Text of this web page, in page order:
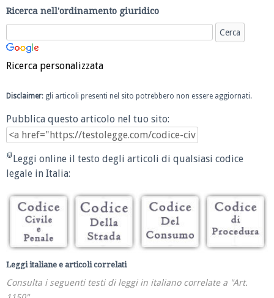
Ricerca nell'ordinamento giuridico
Ricerca personalizzata
Disclaimer: gli articoli presenti nel sito potrebbero non essere aggiornati.
Pubblica questo articolo nel tuo sito:
Leggi online il testo degli articoli di qualsiasi codice
legale in Italia:
Leggi italiane e articoli correlati
Consulta i seguenti testi di leggi in italiano correlate a "Art.